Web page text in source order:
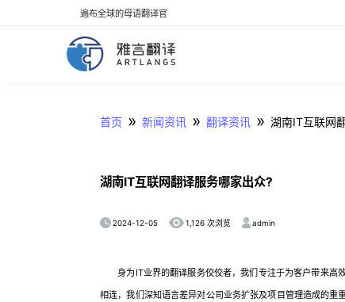
遍布全球的母语翻译官
首页 » 新闻资讯 » 翻译资讯 » 湖南IT互联网
湖南IT互联网翻译服务哪家出众?
2024-12-05 1,126 次浏览 admin
身为IT业界的翻译服务佼佼者，我们专注于为客户带来高
相连，我们深知语言差异对公司业务扩张及项目管理造成的